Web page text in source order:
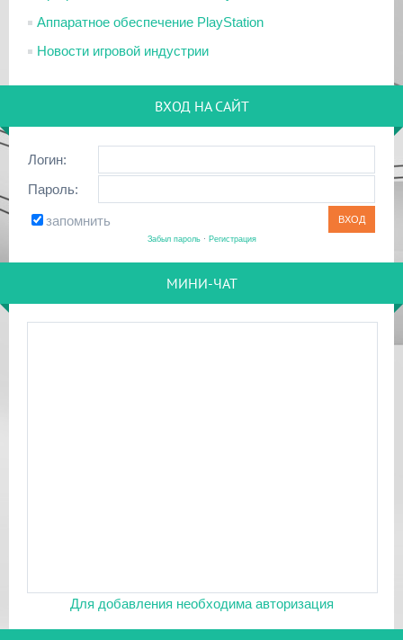
Аппаратное обеспечение PlayStation
Новости игровой индустрии
ВХОД НА САЙТ
Логин:
Пароль:
запомнить
Забыл пароль· Регистрация
МИНИ-ЧАТ
Для добавления необходима авторизация